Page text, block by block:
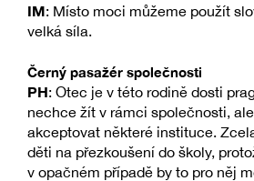
IM: Místo moci můžeme použít
velká síla.
Černý pasažér společnosti
PH: Otec je v této rodině dosti
nechce žít v rámci společnosti,
akceptovat některé instituce.
děti na přezkoušení do školy,
v opačném případě by to pro něj